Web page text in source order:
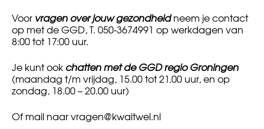
Voor vragen over jouw gezondheidneem je contact
op met de GGD, T. 050-3674991 op werkdagen van
8:00 tot 17:00 uur.
Je kunt ook chatten met de GGD regio Groningen
(maandag t/m vrijdag, 15.00 tot 21.00 uur, en op
zondag, 18.00 – 20.00 uur)
Of mail naarvragen@kwaitwel.nl